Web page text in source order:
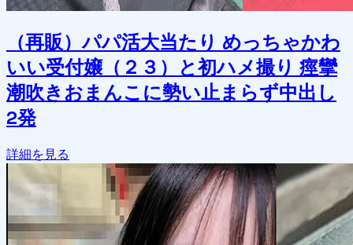
（再販）パパ活大当たり めっちゃかわ
いい受付嬢（２３）と初ハメ撮り 痙攣
潮吹きおまんこに勢い止まらず中出し
2発
詳細を見る